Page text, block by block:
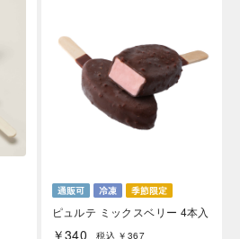
ピュルテ ミックスベリー 4本入
￥340 税込 ￥367